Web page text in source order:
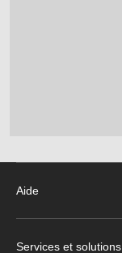
Aide
Services et solutions